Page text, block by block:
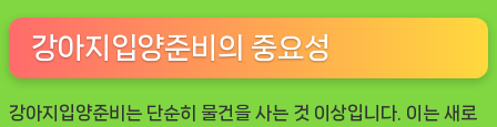
강아지입양준비의 중요성
강아지입양준비는 단순히 물건을 사는 것 이상입니다. 이는 새로